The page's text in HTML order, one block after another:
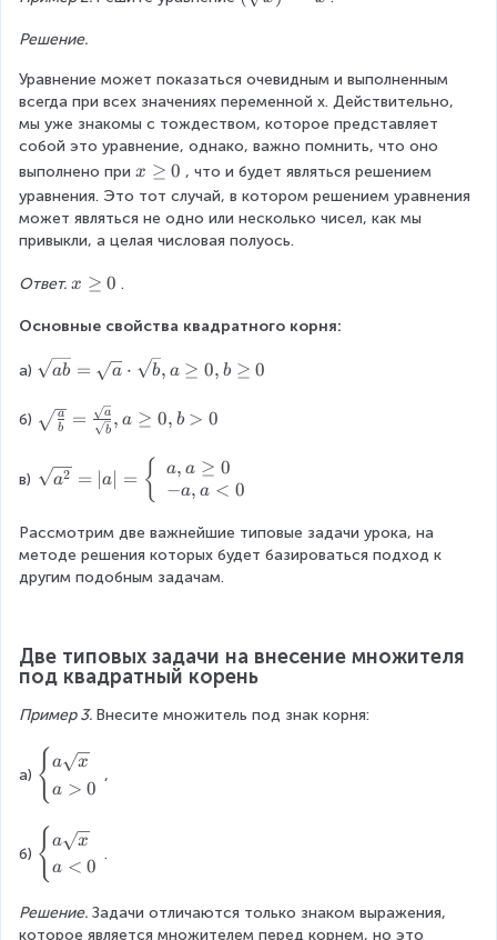
e
s
}
r
t
{
a
=
b
\
\
a
g
q
0
e
n
d
a
s
s
L
ri
t
}
)
^
{
2
}
=
{
6
2
5
}
}
=
2
=
6
2
5
q
r
t
{
x
}
}
)
}
x
Решение.
Уравнение может показаться очевидным и выполненным
всегда при всех значениях переменной x. Действительно,
мы уже знакомы с тождеством, которое представляет
собой это уравнение, однако, важно помнить, что оно
выполнено при x
\
g
e
x ≥ 0 , что и будет являться решением
уравнения. Это тот случай, в котором решением уравнения
может являться не одно или несколько чисел, как мы
привыкли, а целая числовая полуось.
Ответ. x
g
q
x ≥ 0 .
Основные свойства квадратного корня:
а) {
q
t
}
\
s
r
t
{
}
\
c
o
ab = a ⋅ b, a ≥ 0, b ≥ 0
б) \
s
r
{
\
fr
a
a
}
b
}
}
=
fr
a
c
b
a =
b
a , a ≥ 0, b > 0
в)
le
.
\
s
{
a
^
2
}
}
=
=
\
a2 = ∣a = { a, a ≥ 0
−a, a < 0
Рассмотрим две важнейшие типовые задачи урока, на
методе решения которых будет базироваться подход к
другим подобным задачам.
Две типовых задачи на внесение множителя
под квадратный корень
Пример 3. Внесите множитель под знак корня:
а)
\
b
e
g
i
c
{ a
x
a > 0
,
б)
\
b
e
i
{ a
x
a < 0
.
Решение. Задачи отличаются только знаком выражения,
которое является множителем перед корнем, но это